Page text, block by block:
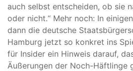
auch selbst entscheiden, ob sie
oder nicht.“ Mehr noch: In
dann die deutsche
Hamburg jetzt so konkret ins
für Insider ein Hinweis darauf,
Äußerungen der Noch-Häftlinge